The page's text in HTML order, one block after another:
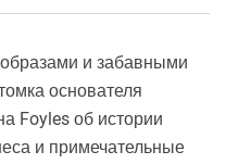
и забавными
основателя
Foyles об истории
и примечательные